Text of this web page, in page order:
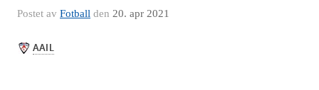
Postet av Fotball den 20. apr 2021